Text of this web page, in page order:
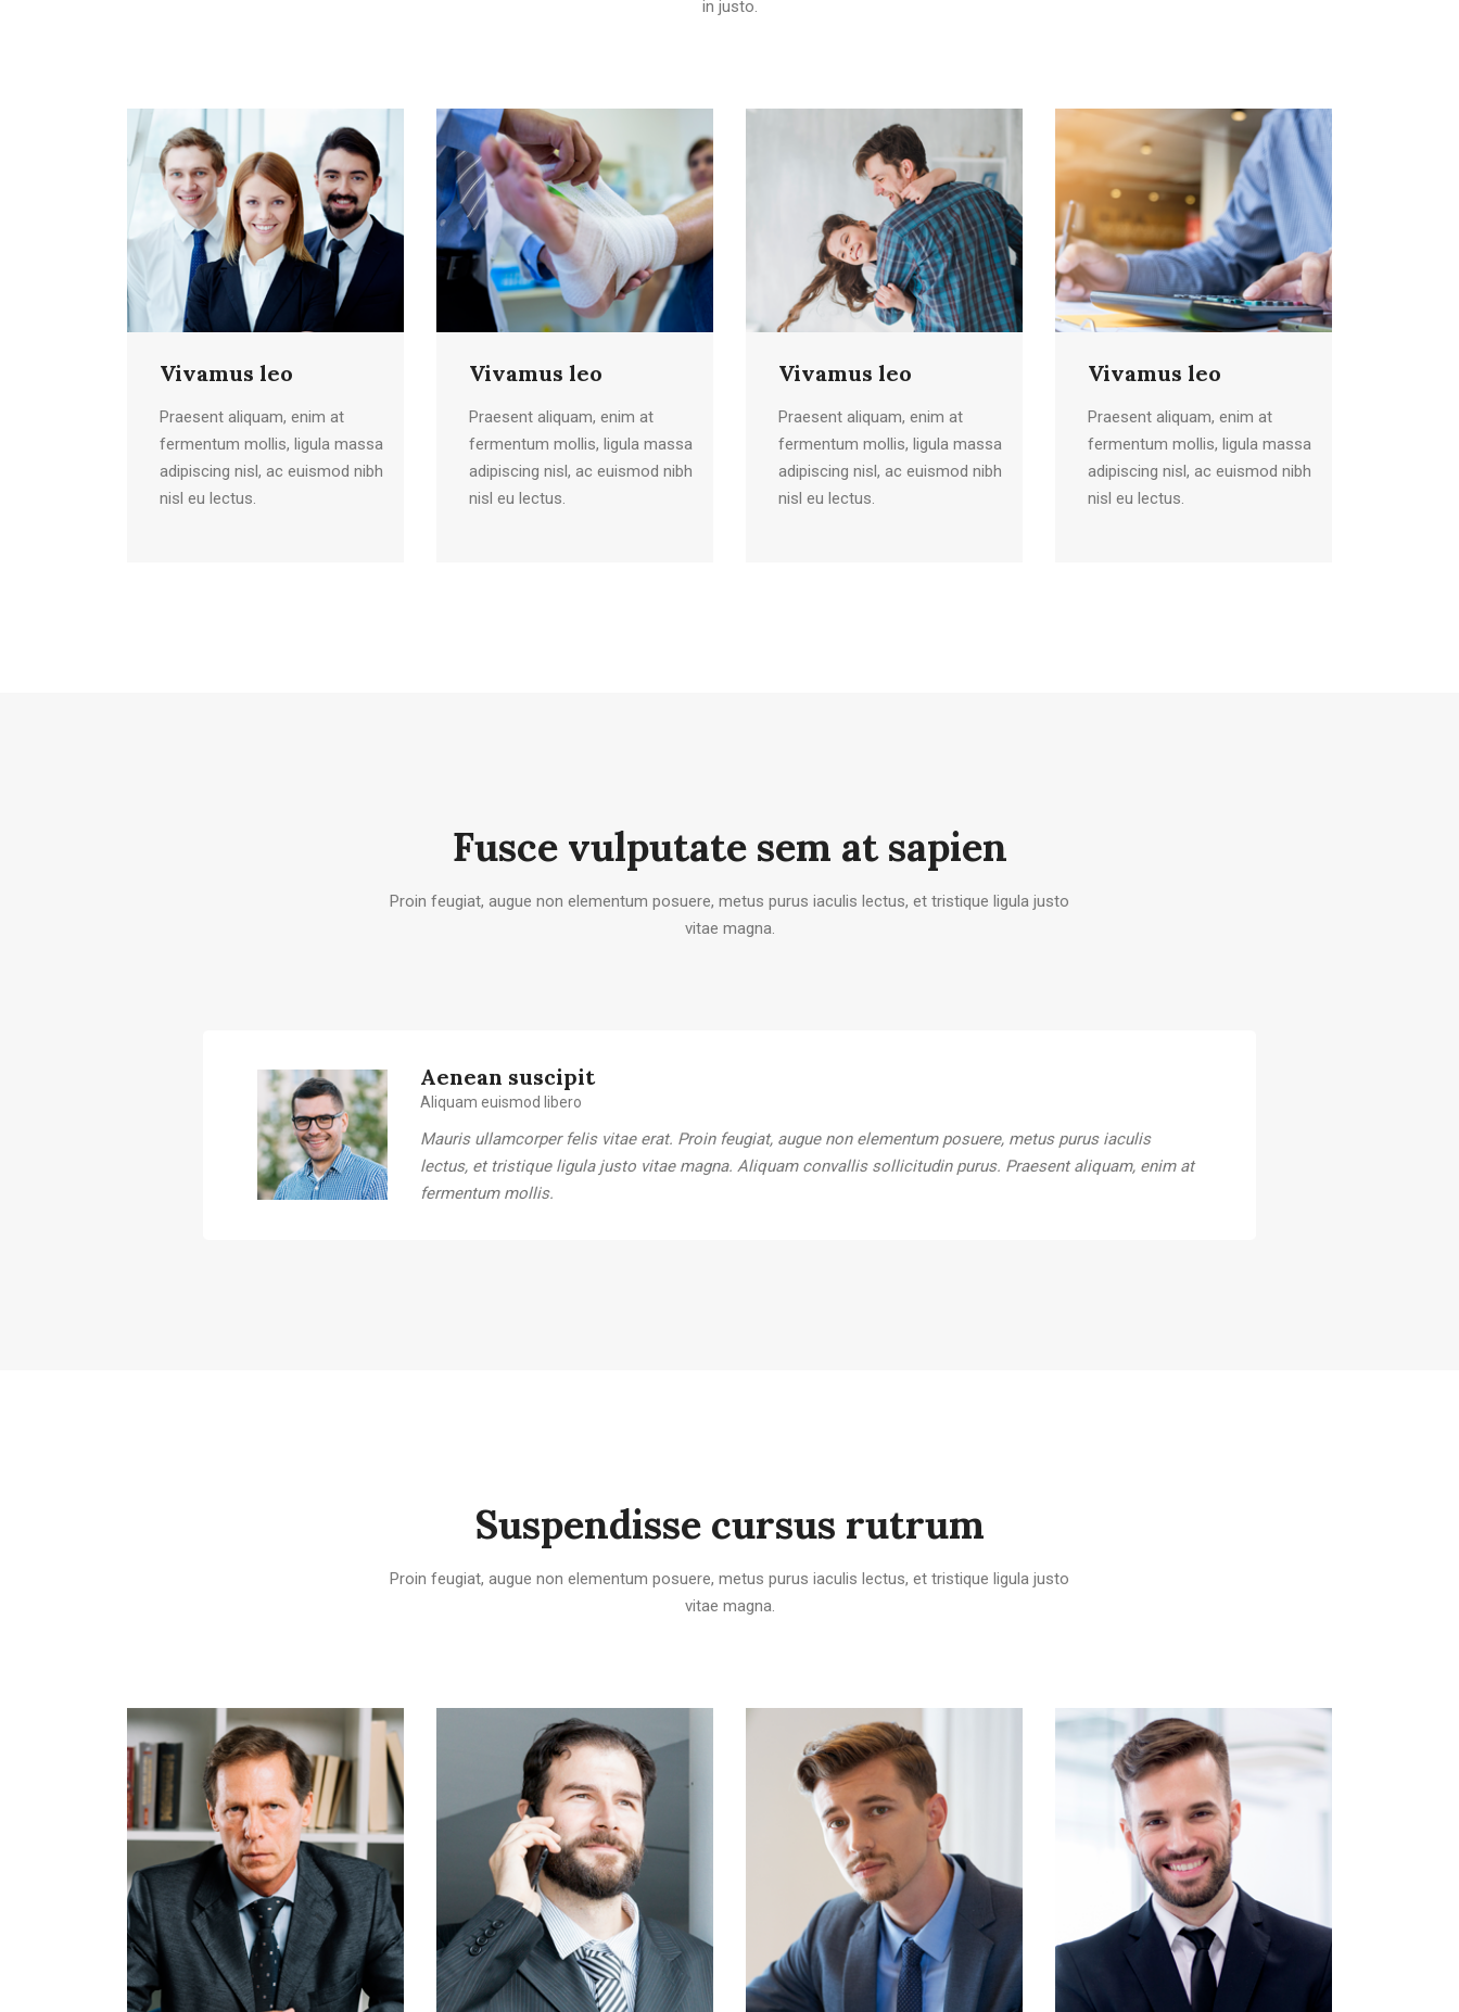
in justo.
Vivamus leo
Praesent aliquam, enim at
fermentum mollis, ligula massa
adipiscing nisl, ac euismod nibh
nisl eu lectus.
Vivamus leo
Praesent aliquam, enim at
fermentum mollis, ligula massa
adipiscing nisl, ac euismod nibh
nisl eu lectus.
Vivamus leo
Praesent aliquam, enim at
fermentum mollis, ligula massa
adipiscing nisl, ac euismod nibh
nisl eu lectus.
Vivamus leo
Praesent aliquam, enim at
fermentum mollis, ligula massa
adipiscing nisl, ac euismod nibh
nisl eu lectus.
Fusce vulputate sem at sapien
Proin feugiat, augue non elementum posuere, metus purus iaculis lectus, et tristique ligula justo
vitae magna.
Aenean suscipit
Aliquam euismod libero
Mauris ullamcorper felis vitae erat. Proin feugiat, augue non elementum posuere, metus purus iaculis
lectus, et tristique ligula justo vitae magna. Aliquam convallis sollicitudin purus. Praesent aliquam, enim at
fermentum mollis.
Suspendisse cursus rutrum
Proin feugiat, augue non elementum posuere, metus purus iaculis lectus, et tristique ligula justo
vitae magna.